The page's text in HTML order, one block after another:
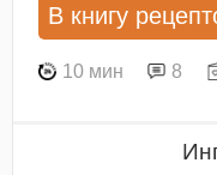
В книгу
10 мин 8